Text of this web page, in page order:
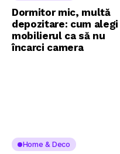
Dormitor mic, multă
depozitare: cum alegi
mobilierul ca să nu
încarci camera
Home & Deco